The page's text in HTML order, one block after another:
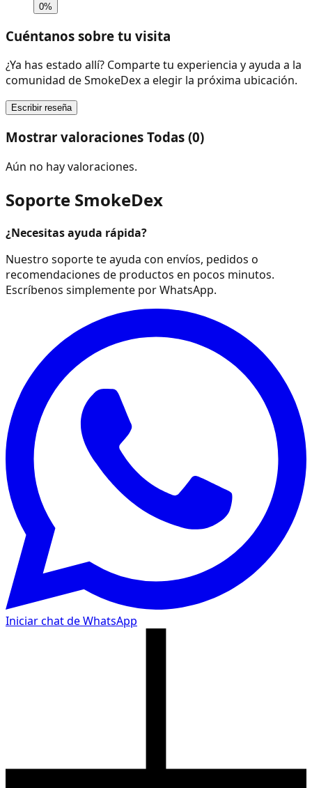
0%
Cuéntanos sobre tu visita
¿Ya has estado allí? Comparte tu experiencia y ayuda a la
comunidad de SmokeDex a elegir la próxima ubicación.
Escribir reseña
Mostrar valoraciones Todas (0)
Aún no hay valoraciones.
Soporte SmokeDex
¿Necesitas ayuda rápida?
Nuestro soporte te ayuda con envíos, pedidos o
recomendaciones de productos en pocos minutos.
Escríbenos simplemente por WhatsApp.
Iniciar chat de WhatsApp